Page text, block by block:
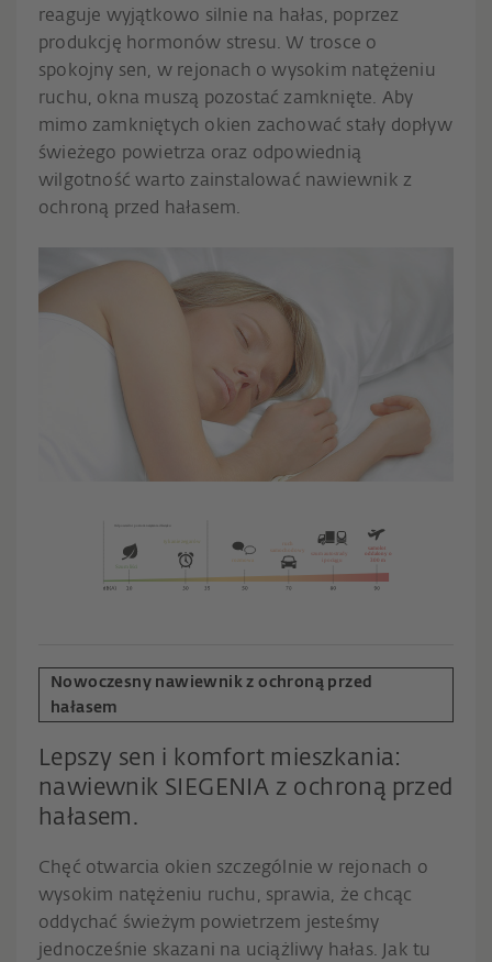
reaguje wyjątkowo silnie na hałas, poprzez
produkcję hormonów stresu. W trosce o
spokojny sen, w rejonach o wysokim natężeniu
ruchu, okna muszą pozostać zamknięte. Aby
mimo zamkniętych okien zachować stały dopływ
świeżego powietrza oraz odpowiednią
wilgotność warto zainstalować nawiewnik z
ochroną przed hałasem.
Nowoczesny nawiewnik z ochroną przed
hałasem
Lepszy sen i komfort mieszkania:
nawiewnik SIEGENIA z ochroną przed
hałasem.
Chęć otwarcia okien szczególnie w rejonach o
wysokim natężeniu ruchu, sprawia, że chcąc
oddychać świeżym powietrzem jesteśmy
jednocześnie skazani na uciążliwy hałas. Jak tu